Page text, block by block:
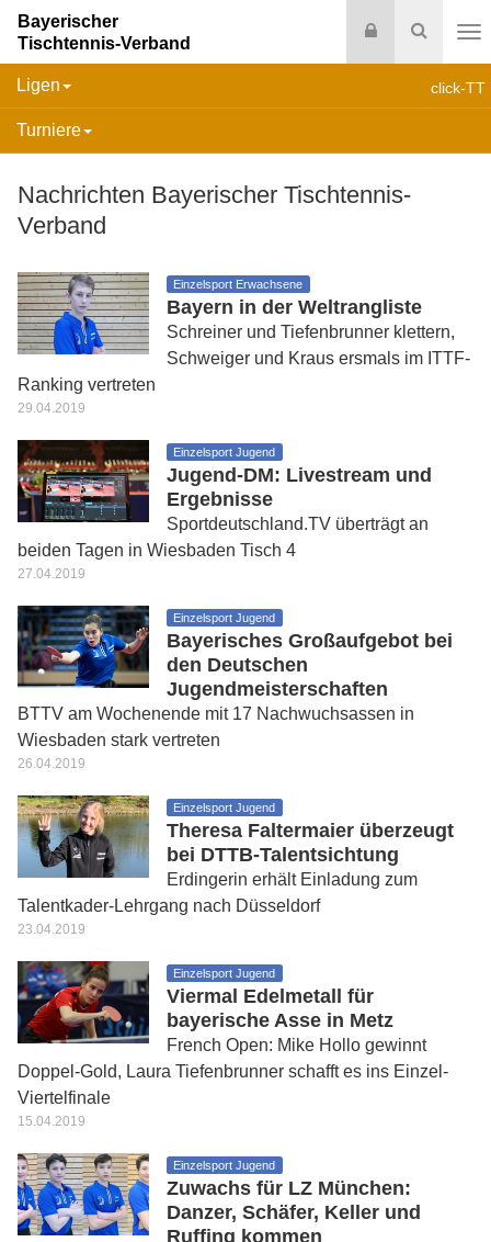
Suche
Login
Bayerischer
Tischtennis-Verband
click-TT
Ligen
Turniere
Nachrichten Bayerischer Tischtennis-
Verband
Einzelsport Erwachsene
Bayern in der Weltrangliste
Schreiner und Tiefenbrunner klettern,
Schweiger und Kraus ersmals im ITTF-
Ranking vertreten
29.04.2019
Einzelsport Jugend
Jugend-DM: Livestream und
Ergebnisse
Sportdeutschland.TV überträgt an
beiden Tagen in Wiesbaden Tisch 4
27.04.2019
Einzelsport Jugend
Bayerisches Großaufgebot bei
den Deutschen
Jugendmeisterschaften
BTTV am Wochenende mit 17 Nachwuchsassen in
Wiesbaden stark vertreten
26.04.2019
Einzelsport Jugend
Theresa Faltermaier überzeugt
bei DTTB-Talentsichtung
Erdingerin erhält Einladung zum
Talentkader-Lehrgang nach Düsseldorf
23.04.2019
Einzelsport Jugend
Viermal Edelmetall für
bayerische Asse in Metz
French Open: Mike Hollo gewinnt
Doppel-Gold, Laura Tiefenbrunner schafft es ins Einzel-
Viertelfinale
15.04.2019
Einzelsport Jugend
Zuwachs für LZ München:
Danzer, Schäfer, Keller und
Ruffing kommen